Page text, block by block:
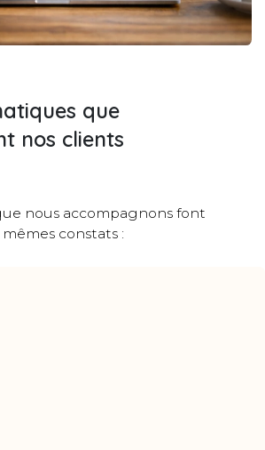
que
nos clients
nous accompagnons font
constats :